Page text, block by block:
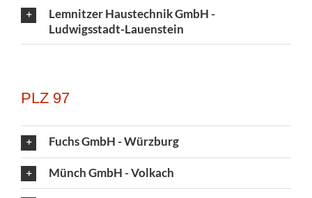
Lemnitzer Haustechnik GmbH -
Ludwigsstadt-Lauenstein
PLZ 97
Fuchs GmbH - Würzburg
Münch GmbH - Volkach